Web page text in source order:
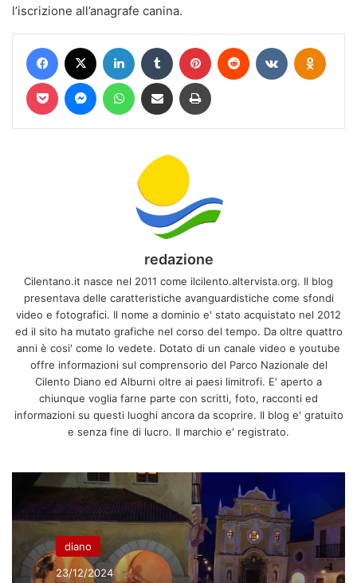
l’iscrizione all’anagrafe canina.
Facebook LinkedIn Tumblr Pinterest Reddit VKontakte
Pocket MessengerWhatsAppCondividi via mail Stampa
redazione
Cilentano.it nasce nel 2011 come ilcilento.altervista.org. Il blog
presentava delle caratteristiche avanguardistiche come sfondi
video e fotografici. Il nome a dominio e' stato acquistato nel 2012
ed il sito ha mutato grafiche nel corso del tempo. Da oltre quattro
anni è cosi' come lo vedete. Dotato di un canale video e youtube
offre informazioni sul comprensorio del Parco Nazionale del
Cilento Diano ed Alburni oltre ai paesi limitrofi. E' aperto a
chiunque voglia farne parte con scritti, foto, racconti ed
informazioni su questi luoghi ancora da scoprire. Il blog e' gratuito
e senza fine di lucro. Il marchio e' registrato.
diano
23/12/2024